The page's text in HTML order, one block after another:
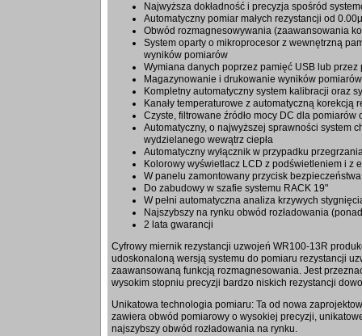
Najwyższa dokładność i precyzja spośród
Automatyczny pomiar małych rezystancji od
Obwód rozmagnesowywania (zaawansowania
System oparty o mikroprocesor z wewnętrzną
wyników pomiarów
Wymiana danych poprzez pamięć USB lub przez
Magazynowanie i drukowanie wyników
Kompletny automatyczny system kalibracji oraz
Kanały temperaturowe z automatyczną korekcją
Czyste, filtrowane źródło mocy DC dla pomiarów
Automatyczny, o najwyższej sprawności system
wydzielanego wewątrz ciepła
Automatyczny wyłącznik w przypadku
Kolorowy wyświetlacz LCD z podświetleniem i z
W panelu zamontowany przycisk
Do zabudowy w szafie systemu RACK 19"
W pełni automatyczna analiza krzywych
Najszybszy na rynku obwód rozładowania
2 lata gwarancji
Cyfrowy miernik rezystancji uzwojeń WR100-13R
udoskonaloną wersją systemu do pomiaru rezystancji
zaawansowaną funkcją rozmagnesowania. Jest
wysokim stopniu precyzji bardzo niskich rezystancji
Unikatowa technologia pomiaru: Ta od nowa
zawiera obwód pomiarowy o wysokiej precyzji,
najszybszy obwód rozładowania na rynku.